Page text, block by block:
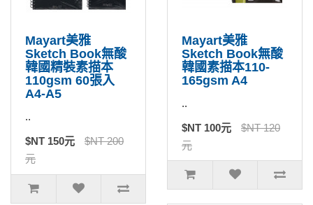
Mayart美雅
Sketch Book無酸
韓國精裝素描本
110gsm 60張入
A4-A5
..
$NT 150元
$NT 200
元
Mayart美雅
Sketch Book無酸
韓國素描本110-
165gsm A4
..
$NT 100元
$NT 120
元